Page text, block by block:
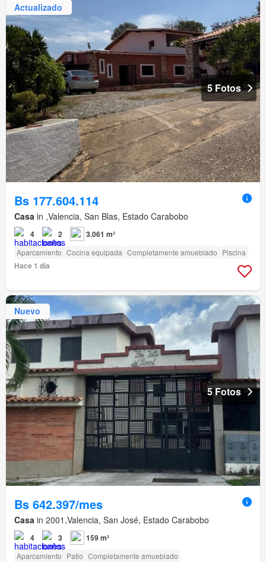
Actualizado
5 Fotos
Bs 177.604.114
Casa in ,Valencia, San Blas, Estado Carabobo
4 2 3.061 m²
Aparcamiento Cocina equipada Completamente amueblado Piscina
Hace 1 día
Nuevo
5 Fotos
Bs 642.397/mes
Casa in 2001,Valencia, San José, Estado Carabobo
4 3 159 m²
Aparcamiento Patio Completamente amueblado